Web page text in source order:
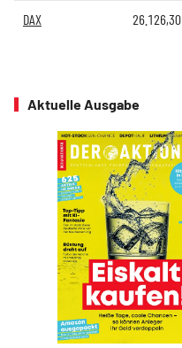
DAX 26.126,30
Aktuelle Ausgabe